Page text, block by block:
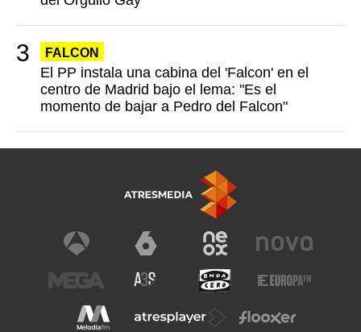
FALCON
El PP instala una cabina del 'Falcon' en el
centro de Madrid bajo el lema: "Es el
momento de bajar a Pedro del Falcon"